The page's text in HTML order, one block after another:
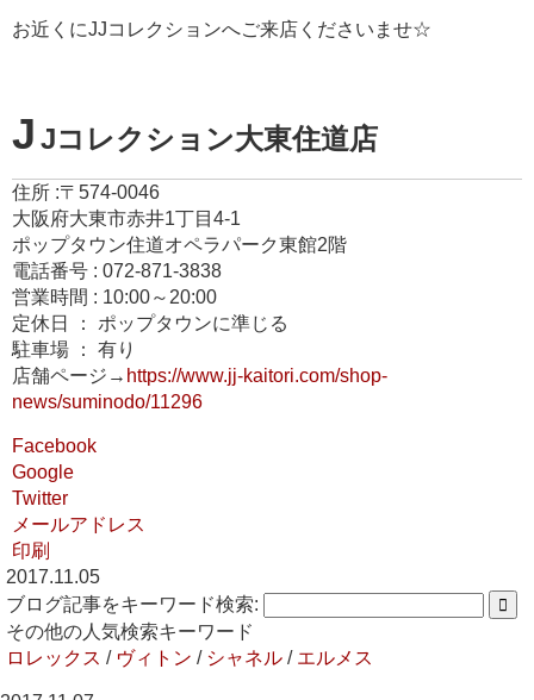
お近くにJJコレクションへご来店くださいませ☆
J Jコレクション大東住道店
住所 :〒574-0046
大阪府大東市赤井1丁目4-1
ポップタウン住道オペラパーク東館2階
電話番号 : 072-871-3838
営業時間 : 10:00～20:00
定休日 ： ポップタウンに準じる
駐車場 ： 有り
店舗ページ→ https://www.jj-kaitori.com/shop-
news/suminodo/11296
Facebook
Google
Twitter
メールアドレス
印刷
2017.11.05
ブログ記事をキーワード検索:
その他の人気検索キーワード
ロレックス / ヴィトン / シャネル / エルメス